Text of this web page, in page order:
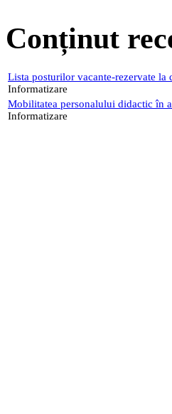
Conținut
Lista posturilor vacante-rezervate la
Informatizare
Mobilitatea personalului didactic în
Informatizare